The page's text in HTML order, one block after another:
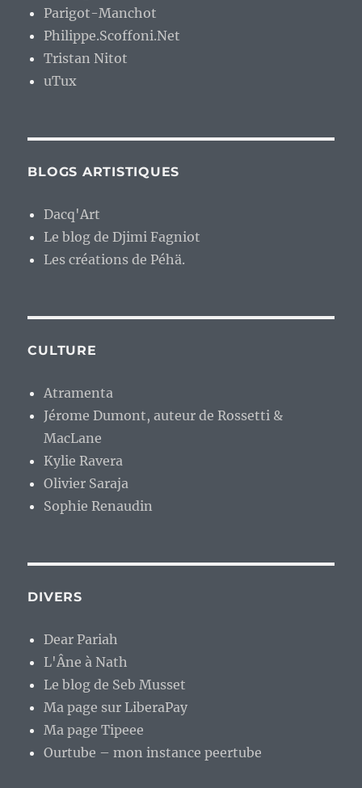
Parigot-Manchot
Philippe.Scoffoni.Net
Tristan Nitot
uTux
BLOGS ARTISTIQUES
Dacq'Art
Le blog de Djimi Fagniot
Les créations de Péhä.
CULTURE
Atramenta
Jérome Dumont, auteur de Rossetti &
MacLane
Kylie Ravera
Olivier Saraja
Sophie Renaudin
DIVERS
Dear Pariah
L'Âne à Nath
Le blog de Seb Musset
Ma page sur LiberaPay
Ma page Tipeee
Ourtube – mon instance peertube